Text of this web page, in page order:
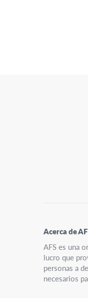
Acerca de
AFS es una
lucro que
personas a
necesarios